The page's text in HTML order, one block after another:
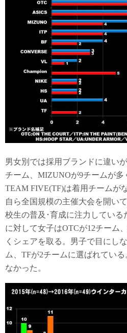
男女別では採用ブランドに違い
チーム、MIZUNOが9チームが多
TEAM FIVE(TF)は着用チームが
自ら全国規模の主催大会を開い
校生の普及･育成に注力してい
に対して女子はOTCが12チーム
くシェアを取る。男子で目にし
ム、TFが2チームに選ばれてい
なかった。